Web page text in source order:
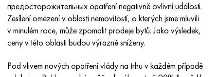
предосторожительных opatření negativně ovlivní události.
Zesílení omezení v oblasti nemovitostí, o kterých jsme mluvili
v minulém roce, může zpomalit prodeje bytů. Jako výsledek,
ceny v této oblasti budou výrazně sníženy.
Pod vlivem nových opatření vlády na trhu v každém případě
Maraging 300
Maraging 350
50 NHS
Slitina 52N
KhN68VKTYU
KhN68VMTYUK-vd
AT3
3M
1,4545 - 15-5Ph®
1,4548 - 17-4Ph®
15x12vnmf
15H12H2MVFAB
C65100, CuSi 1,5
Cín-olověný bronz
20XH3A, AISI 4320, 20hn3a
20HM, 24CrMo5, 20hm
Uhlíková ocel
У10,1.1645, C105W1